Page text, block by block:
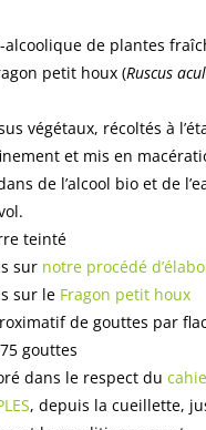
alcoolique de plantes
petit houx (Ruscus
végétaux, récoltés à
et mis en
de l’alcool bio et de
teinté
sur notre procédé
sur le Fragon petit houx
de gouttes par
gouttes
dans le respect du
, depuis la cueillette,